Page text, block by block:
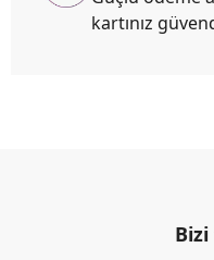
kartınız